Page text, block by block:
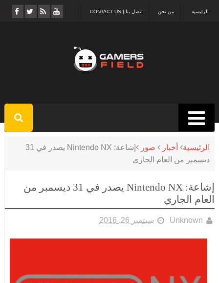
اتصل بنا | CONTACT US من نحن الرئيسية
الرئيسية أخبار صور
إشاعة: Nintendo NX يصدر في 31
ديسمبر من العام الجاري
إشاعة: Nintendo NX يصدر في 31 ديسمبر من
العام الجاري
Unknown سبتمبر 26, 2016